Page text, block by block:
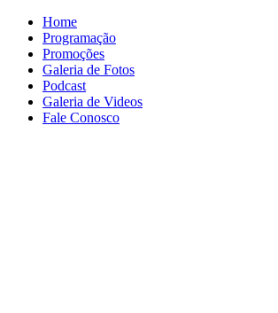
Home
Programação
Promoções
Galeria de Fotos
Podcast
Galeria de Videos
Fale Conosco